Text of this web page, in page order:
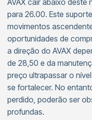
AVAX cair abaixo deste
para 26.00. Este
movimentos
oportunidades de
a direção do AVAX
de 28,50 e da
preço ultrapassar o
se fortalecer. No
perdido, poderão ser
profundas.